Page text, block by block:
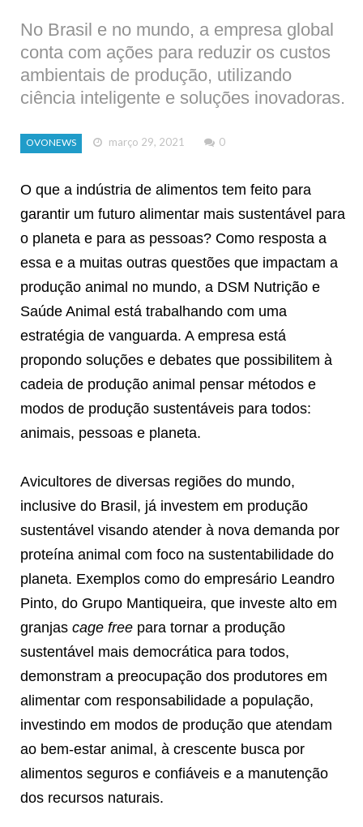
No Brasil e no mundo, a empresa global
conta com ações para reduzir os custos
ambientais de produção, utilizando
ciência inteligente e soluções inovadoras.
OVONEWS março 29, 2021 0
O que a indústria de alimentos tem feito para
garantir um futuro alimentar mais sustentável para
o planeta e para as pessoas? Como resposta a
essa e a muitas outras questões que impactam a
produção animal no mundo, a DSM Nutrição e
Saúde Animal está trabalhando com uma
estratégia de vanguarda. A empresa está
propondo soluções e debates que possibilitem à
cadeia de produção animal pensar métodos e
modos de produção sustentáveis para todos:
animais, pessoas e planeta.
Avicultores de diversas regiões do mundo,
inclusive do Brasil, já investem em produção
sustentável visando atender à nova demanda por
proteína animal com foco na sustentabilidade do
planeta. Exemplos como do empresário Leandro
Pinto, do Grupo Mantiqueira, que investe alto em
granjas cage free para tornar a produção
sustentável mais democrática para todos,
demonstram a preocupação dos produtores em
alimentar com responsabilidade a população,
investindo em modos de produção que atendam
ao bem-estar animal, à crescente busca por
alimentos seguros e confiáveis e a manutenção
dos recursos naturais.